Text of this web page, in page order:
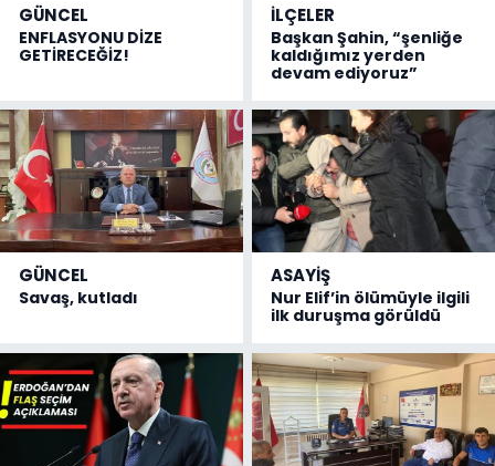
GÜNCEL
ENFLASYONU DİZE
GETİRECEĞİZ!
İLÇELER
Başkan Şahin, “şenliğe
kaldığımız yerden
devam ediyoruz”
GÜNCEL
Savaş, kutladı
ASAYİŞ
Nur Elif’in ölümüyle ilgili
ilk duruşma görüldü